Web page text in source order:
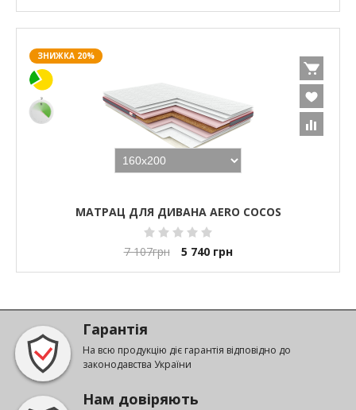
ЗНИЖКА 20%
МАТРАЦ ДЛЯ ДИВАНА AERO COCOS
7 107грн 5 740 грн
Гарантія
На всю продукцію діє гарантія відповідно до
законодавства України
Нам довіряють